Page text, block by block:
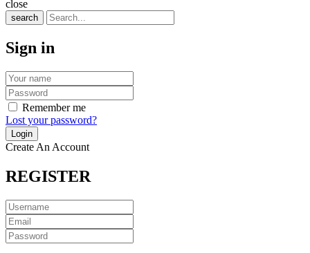
close
search
Sign in
Remember me
Lost your password?
Create An Account
REGISTER